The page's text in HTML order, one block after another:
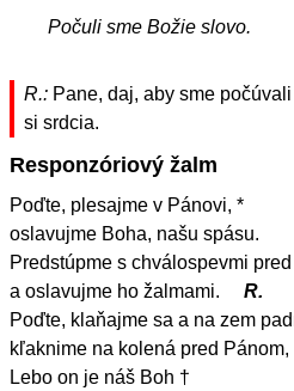
Počuli sme Božie slovo.
R.: Pane, daj, aby sme
si srdcia.
Responzóriový žalm
Poďte, plesajme v Pánovi, *
oslavujme Boha, našu spásu.
Predstúpme s chválospevmi
a oslavujme ho žalmami.
R.
Poďte, klaňajme sa a na zem
kľaknime na kolená pred Pánom,
Lebo on je náš Boh †